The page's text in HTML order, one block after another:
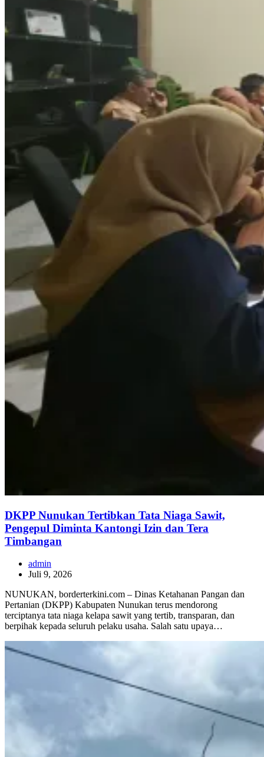
DKPP Nunukan Tertibkan Tata Niaga Sawit,
Pengepul Diminta Kantongi Izin dan Tera
Timbangan
admin
Juli 9, 2026
NUNUKAN, borderterkini.com – Dinas Ketahanan Pangan dan
Pertanian (DKPP) Kabupaten Nunukan terus mendorong
terciptanya tata niaga kelapa sawit yang tertib, transparan, dan
berpihak kepada seluruh pelaku usaha. Salah satu upaya…